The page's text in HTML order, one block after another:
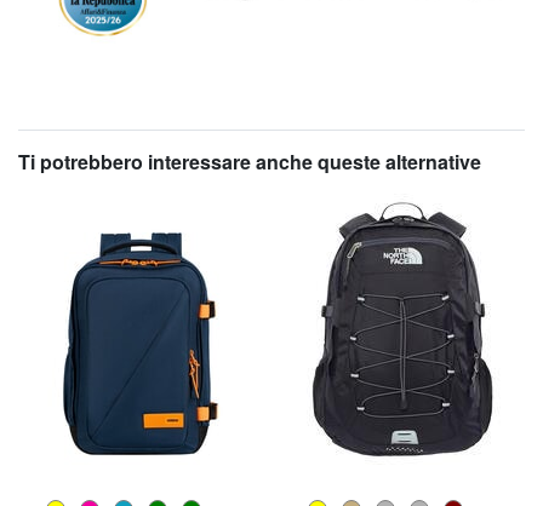
Ti potrebbero interessare anche queste alternative